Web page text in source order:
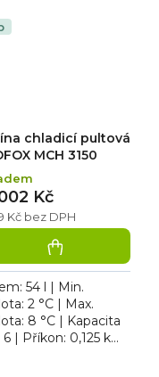
120...
chladicí pultová
MCH 3150
Kč bez DPH
Kč
54 l | Min.
2 °C | Max.
8 °C | Kapacita
6 | Příkon: 0,125 kW.